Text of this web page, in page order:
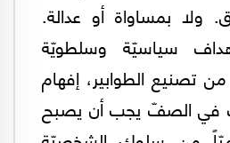
ولا بمساواة أو عدالة.
سياسيّة وسلطويّة
تصنيع الطوابير، إفهام
في الصفّ يجب أن يصبح